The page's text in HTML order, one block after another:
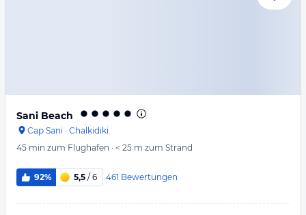
Sani Beach
Cap Sani · Chalkidiki
45 min zum Flughafen · < 25 m zum Strand
92% 5,5 / 6 461 Bewertungen